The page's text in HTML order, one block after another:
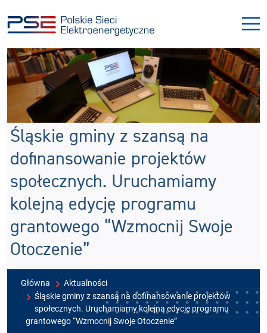
do
menu
do
treści
Śląskie gminy z szansą na
dofinansowanie projektów
społecznych. Uruchamiamy
kolejną edycję programu
grantowego “Wzmocnij Swoje
Otoczenie”
Główna
Aktualności
Śląskie gminy z szansą na dofinansowanie projektów
społecznych. Uruchamiamy kolejną edycję programu
grantowego “Wzmocnij Swoje Otoczenie”